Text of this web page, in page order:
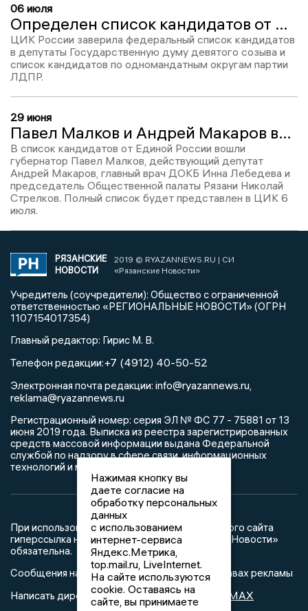
06 июля
Определен список кандидатов от ЛДПР от Рязанской области на выборы в Госдуму
ЦИК России заверила федеральный список кандидатов
в депутаты Государственную думу девятого созыва и
список кандидатов по одномандатным округам партии
ЛДПР.
29 июня
Павел Малков и Андрей Макаров вошли в федеральный список кандидатов в депутаты Госдумы от «ЕР»
В список кандидатов от Единой России вошли
губернатор Павел Малков, действующий депутат
Андрей Макаров, главный врач ДОКБ Инна Лебедева и
председатель Общественной палаты Рязани Николай
Стрелков. Полный список будет представлен в ЦИК 6
июля.
РЯЗАНСКИЕ
НОВОСТИ
2019 © RYAZANNEWS.RU | СИ
«Рязанские Новости»
Учредитель (соучредители): Общество с ограниченной
ответственностью «РЕГИОНАЛЬНЫЕ НОВОСТИ» (ОГРН
1107154017354)
Главный редактор: Гирис М. В.
Телефон редакции:+7 (4912) 40-50-52
Электронная почта редакции: info@ryazannews.ru
reklama@ryazannews.ru
Регистрационный номер: серия ЭЛ № ФС 77 - 75881 от 13
июня 2019 года. Выписка из реестра зарегистрированных
средств массовой информации выдана Федеральной
службой по надзору в сфере связи, информационных
технологий и массовых коммуникаций
При использовании любого материала с данного сайта
гиперссылка на Сетевое издание «Рязанские Новости»
обязательна.
Сообщения на сером фоне размещены на правах рекламы
Написать директору в телеграм@mazov MAX
Нажимая кнопку вы
даете согласие на
обработку персональных
данных
с использованием
интернет-сервиса
Яндекс.Метрика,
top.mail.ru, LiveInternet.
На сайте используются
cookie. Оставаясь на
сайте, вы принимаете